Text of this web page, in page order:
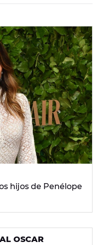
hijos de Penélope
OSCAR